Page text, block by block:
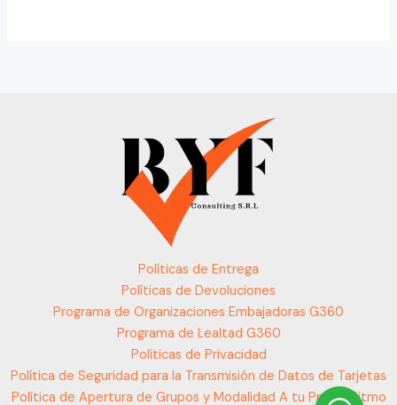
Políticas de Entrega
Políticas de Devoluciones
Programa de Organizaciones Embajadoras G360
Programa de Lealtad G360
Políticas de Privacidad
Política de Seguridad para la Transmisión de Datos de Tarjetas
Política de Apertura de Grupos y Modalidad A tu Propio Ritmo